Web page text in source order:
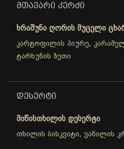
ᲛᲗᲐᲕᲐᲠᲘ ᲙᲔᲠᲫᲘ
ხრაშუნა ღორის მუცელი
კარტოფილის პიურე,
ტარხუნის ზეთი
ᲓᲔᲡᲔᲠᲢᲘ
მიწისთხილის დესერტი
თხილის ბისკვიტი, ვანილის